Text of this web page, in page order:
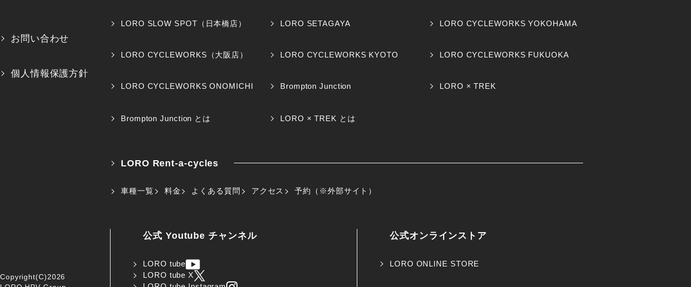
LORO SLOW SPOT（日本橋店） LORO SETAGAYA LORO CYCLEWORKS YOKOHAMA
LORO CYCLEWORKS（大阪店） LORO CYCLEWORKS KYOTO LORO CYCLEWORKS FUKUOKA
LORO CYCLEWORKS ONOMICHI Brompton Junction LORO × TREK
Brompton Junction とは LORO × TREK とは
LORO Rent-a-cycles
車種一覧 料金 よくある質問 アクセス 予約（※外部サイト）
公式 Youtube チャンネル
LORO tube
LORO tube X
公式オンラインストア
LORO ONLINE STORE
お問い合わせ
個人情報保護方針
Copyright(C)2026